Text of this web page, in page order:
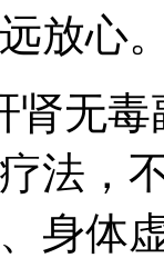
放心。
肾无
法，
身体